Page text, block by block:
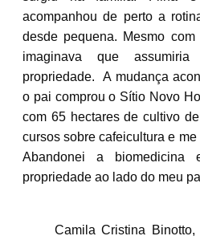
acompanhou de perto a
desde pequena. Mesmo
imaginava que
propriedade. A mudança
o pai comprou o Sítio Novo
com 65 hectares de cultivo
cursos sobre cafeicultura e
Abandonei a
propriedade ao lado do meu
Camila Cristina